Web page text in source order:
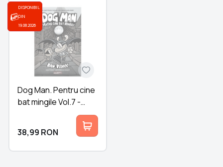
DISPONIBIL
DIN
19.08.2026
Dog Man. Pentru cine
bat mingile Vol.7 -
Colectia Dav Pilkey
38,99 RON